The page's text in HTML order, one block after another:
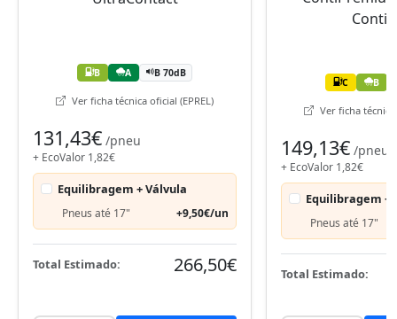
B A B 70dB
Ver ficha técnica oficial (EPREL)
131,43€ /pneu
+ EcoValor 1,82€
Equilibragem + Válvula
Pneus até 17" +9,50€/un
Total Estimado: 266,50€
C B
Ver ficha técnica
149,13€ /pneu
+ EcoValor 1,82€
Equilibragem +
Pneus até 17"
Total Estimado: